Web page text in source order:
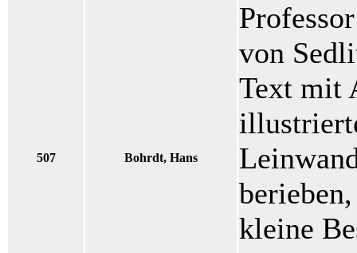
507 Bohrdt, Hans
von
Text mit
kleine